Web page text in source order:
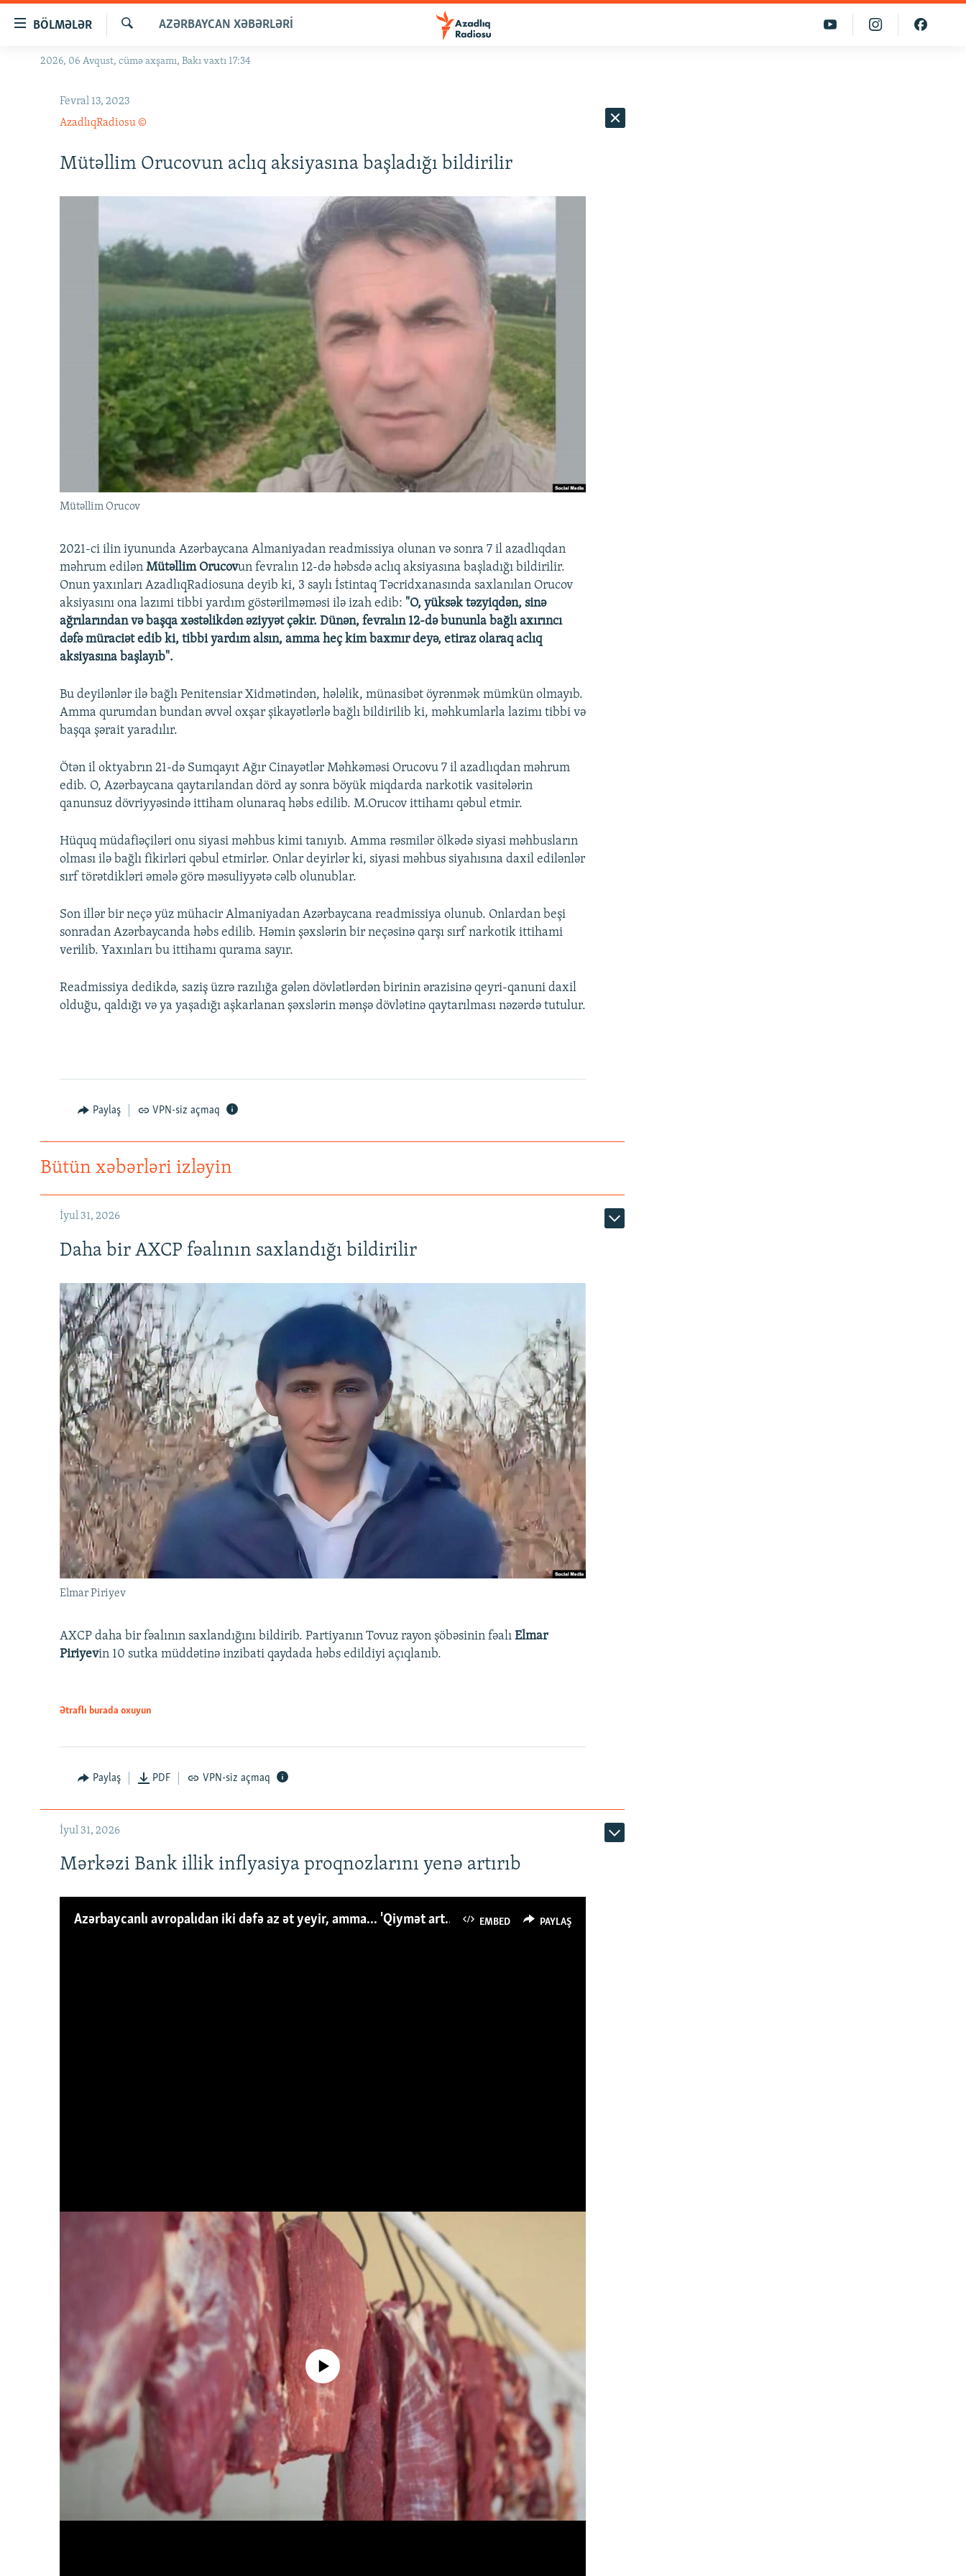
naviqasiyaya
BÖLMƏLƏR
GÜNDƏM
KORRUPSIOMETR
FƏRQƏ BAX
QANUNI DOĞRU
AZƏRBAYCAN ƏDƏBIYYATI KITABXANASI
İSLAM VƏ DEMOKRATIYA
İZ - MƏDƏNIYYƏT PROQRAMI
PEŞƏ ETIKASI VƏ JURNALISTIKA
STANDARTLARIMIZ
MATERIALLARIMIZDAN ISTIFADƏ
AZADLIQRADIOSU MOBIL TELEFONUNUZDA
XƏBƏR BÜLLETENLƏRIMIZ
Axtar
AZƏRBAYCAN XƏBƏRLƏRI
2026, 06 Avqust, cümə axşamı, Bakı vaxtı 17:34
Fevral 13, 2023
AzadlıqRadiosu ©
Mütəllim Orucovun aclıq aksiyasına başladığı bildirilir
Mütəllim Orucov
2021-ci ilin iyununda Azərbaycana Almaniyadan readmissiya olunan və sonra 7 il azadlıqdan
məhrum edilən Mütəllim Orucovun fevralın 12-də həbsdə aclıq aksiyasına başladığı bildirilir.
Onun yaxınları AzadlıqRadiosuna deyib ki, 3 saylı İstintaq Təcridxanasında saxlanılan Orucov
aksiyasını ona lazımi tibbi yardım göstərilməməsi ilə izah edib: "O, yüksək təzyiqdən, sinə
ağrılarından və başqa xəstəlikdən əziyyət çəkir. Dünən, fevralın 12-də bununla bağlı axırıncı
dəfə müraciət edib ki, tibbi yardım alsın, amma heç kim baxmır deyə, etiraz olaraq aclıq
aksiyasına başlayıb".
Bu deyilənlər ilə bağlı Penitensiar Xidmətindən, hələlik, münasibət öyrənmək mümkün olmayıb.
Amma qurumdan bundan əvvəl oxşar şikayətlərlə bağlı bildirilib ki, məhkumlarla lazimı tibbi və
başqa şərait yaradılır.
Ötən il oktyabrın 21-də Sumqayıt Ağır Cinayətlər Məhkəməsi Orucovu 7 il azadlıqdan məhrum
edib. O, Azərbaycana qaytarılandan dörd ay sonra böyük miqdarda narkotik vasitələrin
qanunsuz dövriyyəsində ittiham olunaraq həbs edilib. M.Orucov ittihamı qəbul etmir.
Hüquq müdafiəçiləri onu siyasi məhbus kimi tanıyıb. Amma rəsmilər ölkədə siyasi məhbusların
olması ilə bağlı fikirləri qəbul etmirlər. Onlar deyirlər ki, siyasi məhbus siyahısına daxil edilənlər
sırf törətdikləri əmələ görə məsuliyyətə cəlb olunublar.
Son illər bir neçə yüz mühacir Almaniyadan Azərbaycana readmissiya olunub. Onlardan beşi
sonradan Azərbaycanda həbs edilib. Həmin şəxslərin bir neçəsinə qarşı sırf narkotik ittihami
verilib. Yaxınları bu ittihamı qurama sayır.
Readmissiya dedikdə, saziş üzrə razılığa gələn dövlətlərdən birinin ərazisinə qeyri-qanuni daxil
olduğu, qaldığı və ya yaşadığı aşkarlanan şəxslərin mənşə dövlətinə qaytarılması nəzərdə tutulur.
Paylaş VPN-siz açmaq
Bütün xəbərləri izləyin
İyul 31, 2026
Daha bir AXCP fəalının saxlandığı bildirilir
Elmar Piriyev
AXCP daha bir fəalının saxlandığını bildirib. Partiyanın Tovuz rayon şöbəsinin fəalı Elmar
Piriyevin 10 sutka müddətinə inzibati qaydada həbs edildiyi açıqlanıb.
Ətraflı burada oxuyun
Paylaş PDF VPN-siz açmaq
İyul 31, 2026
Mərkəzi Bank illik inflyasiya proqnozlarını yenə artırıb
EMBED PAYLAŞ
Azərbaycanlı avropalıdan iki dəfə az ət yeyir, amma... 'Qiymət artımı qaçılmazdır'
No media source currently available